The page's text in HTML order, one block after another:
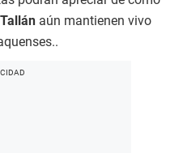
aún mantienen vivo